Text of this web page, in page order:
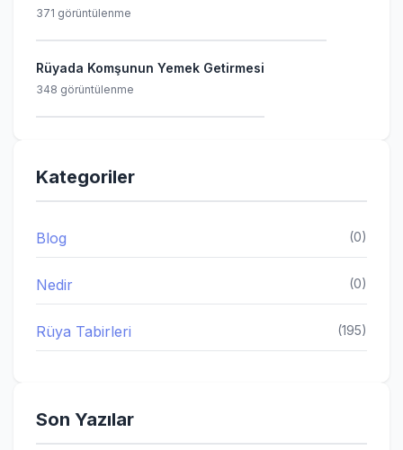
371 görüntülenme
Rüyada Komşunun Yemek Getirmesi
348 görüntülenme
Kategoriler
Blog (0)
Nedir (0)
Rüya Tabirleri (195)
Son Yazılar